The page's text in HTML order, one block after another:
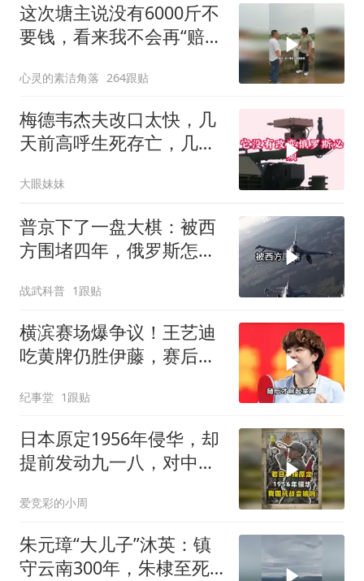
这次塘主说没有6000斤不
要钱，看来我不会再“赔
心灵的素洁角落 264跟贴
梅德韦杰夫改口太快，几
天前高呼生死存亡，几天
大眼妹妹
普京下了一盘大棋：被西
方围堵四年，俄罗斯怎么
战武科普 1跟贴
横滨赛场爆争议！王艺迪
吃黄牌仍胜伊藤，赛后一
纪事堂 1跟贴
日本原定1956年侵华，却
提前发动九一八，对中国
爱竞彩的小周
朱元璋“大儿子”沐英：镇
守云南300年，朱棣至死